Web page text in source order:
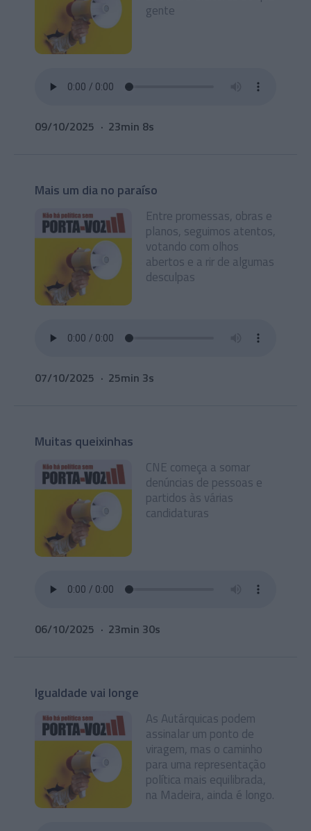
gente
09/10/2025 23min 8s
Mais um dia no paraíso
Entre promessas, obras e
planos, seguimos atentos,
votando com olhos
abertos e a rir de algumas
desculpas
07/10/2025 25min 3s
Muitas queixinhas
CNE começa a somar
denúncias de pessoas e
partidos às várias
candidaturas
06/10/2025 23min 30s
Igualdade vai longe
As Autárquicas podem
assinalar um ponto de
viragem, mas o caminho
para uma representação
política mais equilibrada,
na Madeira, ainda é longo.